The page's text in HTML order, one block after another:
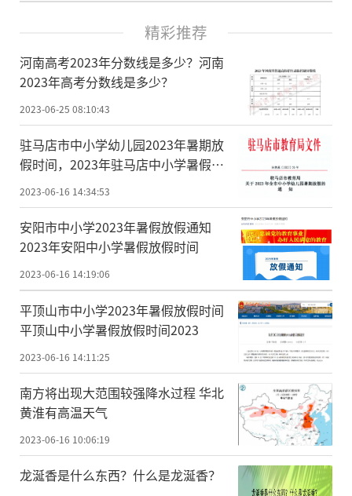
精彩推荐
河南高考2023年分数线是多少？河南
2023年高考分数线是多少？
2023-06-25 08:10:43
驻马店市中小学幼儿园2023年暑期放
假时间，2023年驻马店中小学暑假放
假时间
2023-06-16 14:34:53
安阳市中小学2023年暑假放假通知
2023年安阳中小学暑假放假时间
2023-06-16 14:19:06
平顶山市中小学2023年暑假放假时间
平顶山中小学暑假放假时间2023
2023-06-16 14:11:25
南方将出现大范围较强降水过程 华北
黄淮有高温天气
2023-06-16 10:06:19
龙涎香是什么东西？什么是龙涎香？